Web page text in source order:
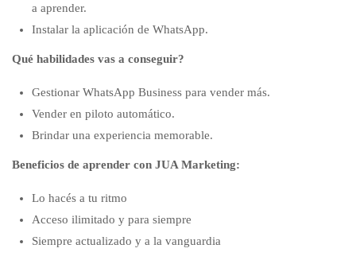
a aprender.
Instalar la aplicación de WhatsApp.
Qué habilidades vas a conseguir?
Gestionar WhatsApp Business para vender más.
Vender en piloto automático.
Brindar una experiencia memorable.
Beneficios de aprender con JUA Marketing:
Lo hacés a tu ritmo
Acceso ilimitado y para siempre
Siempre actualizado y a la vanguardia